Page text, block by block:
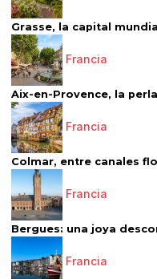
Grasse, la capital
Francia
Aix-en-Provence, la
Francia
Colmar, entre canales
Francia
Bergues: una joya
Francia